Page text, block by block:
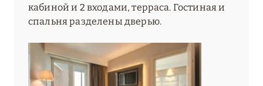
кабиной и 2 входами, терраса. Гостиная и
спальня разделены дверью.